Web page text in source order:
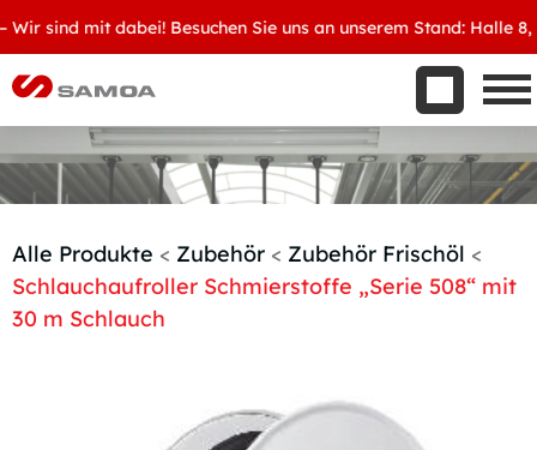
sind mit dabei! Besuchen Sie uns an unserem Stand: Halle 8,
Aktuelles
Kontakt
Handelspartner werden
Alle Produkte < Zubehör < Zubehör Frischöl <
Schlauchaufroller Schmierstoffe „Serie 508“ mit
30 m Schlauch